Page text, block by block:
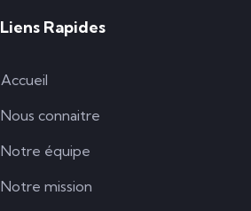
Liens Rapides
Accueil
Nous connaitre
Notre équipe
Notre mission